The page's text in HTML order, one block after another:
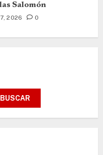
Salomón
2026 0
BUSCAR